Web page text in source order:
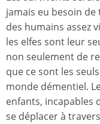
jamais eu besoin
des humains assez
les elfes sont leur
non seulement de
que ce sont les
monde démentiel.
enfants, incapables
se déplacer à